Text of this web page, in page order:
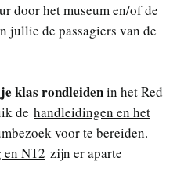
door het museum en/of de
jullie de passagiers van de
klas rondleidenin het Red
de handleidingen en het
voor te bereiden.
NT2 zijn er aparte